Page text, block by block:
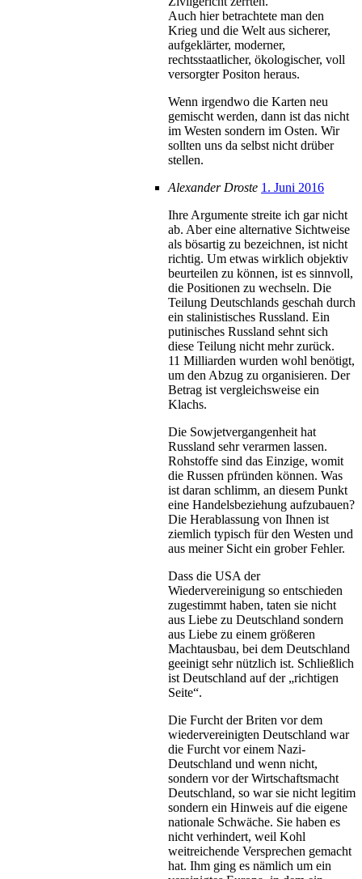
Auch hier betrachtete man den
Krieg und die Welt aus sicherer,
aufgeklärter, moderner,
rechtsstaatlicher, ökologischer, voll
versorgter Positon heraus.
Wenn irgendwo die Karten neu
gemischt werden, dann ist das nicht
im Westen sondern im Osten. Wir
sollten uns da selbst nicht drüber
stellen.
Alexander Droste 1. Juni 2016
Ihre Argumente streite ich gar nicht
ab. Aber eine alternative Sichtweise
als bösartig zu bezeichnen, ist nicht
richtig. Um etwas wirklich objektiv
beurteilen zu können, ist es sinnvoll,
die Positionen zu wechseln. Die
Teilung Deutschlands geschah durch
ein stalinistisches Russland. Ein
putinisches Russland sehnt sich
diese Teilung nicht mehr zurück.
11 Milliarden wurden wohl benötigt,
um den Abzug zu organisieren. Der
Betrag ist vergleichsweise ein
Klachs.
Die Sowjetvergangenheit hat
Russland sehr verarmen lassen.
Rohstoffe sind das Einzige, womit
die Russen pfründen können. Was
ist daran schlimm, an diesem Punkt
eine Handelsbeziehung aufzubauen?
Die Herablassung von Ihnen ist
ziemlich typisch für den Westen und
aus meiner Sicht ein grober Fehler.
Dass die USA der
Wiedervereinigung so entschieden
zugestimmt haben, taten sie nicht
aus Liebe zu Deutschland sondern
aus Liebe zu einem größeren
Machtausbau, bei dem Deutschland
geeinigt sehr nützlich ist. Schließlich
ist Deutschland auf der „richtigen
Seite“.
Die Furcht der Briten vor dem
wiedervereinigten Deutschland war
die Furcht vor einem Nazi-
Deutschland und wenn nicht,
sondern vor der Wirtschaftsmacht
Deutschland, so war sie nicht legitim
sondern ein Hinweis auf die eigene
nationale Schwäche. Sie haben es
nicht verhindert, weil Kohl
weitreichende Versprechen gemacht
hat. Ihm ging es nämlich um ein